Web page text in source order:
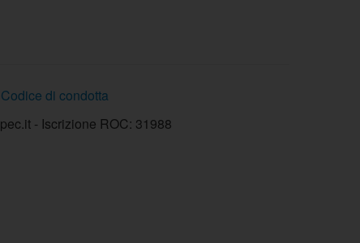
Codice di condotta
- Iscrizione ROC: 31988